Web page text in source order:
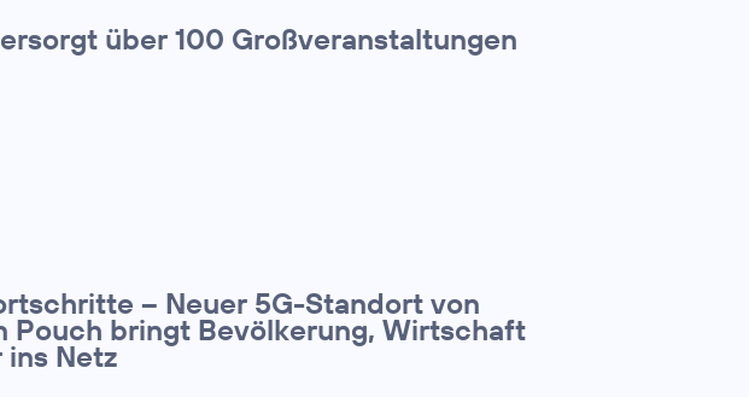
über 100 Großveranstaltungen
– Neuer 5G-Standort von
Pouch bringt Bevölkerung, Wirtschaft
Netz